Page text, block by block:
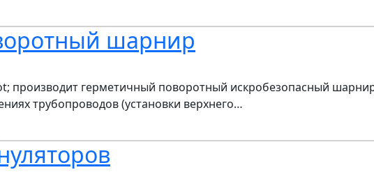
шарнир
производит герметичный поворотный искробезопасный
трубопроводов (установки верхнего…